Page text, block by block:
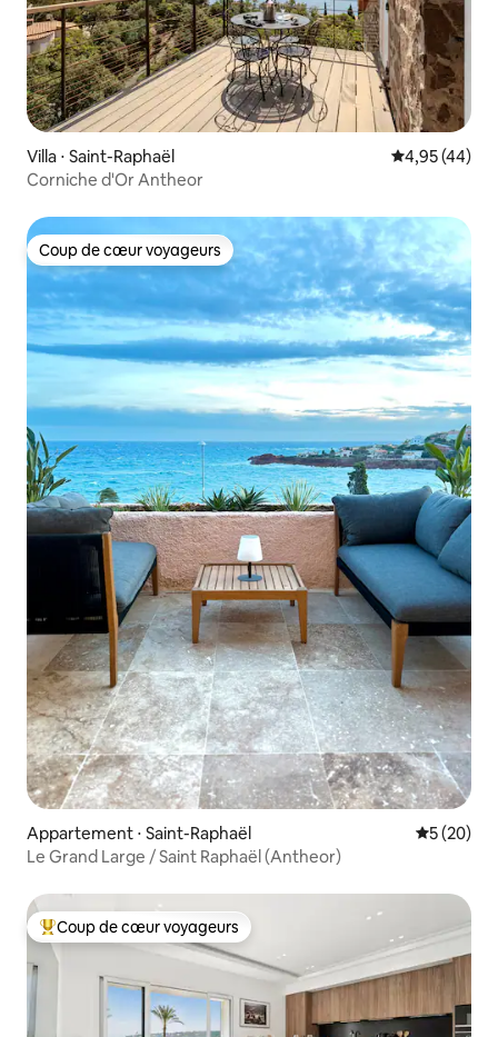
Villa ⋅ Saint-Raphaël Évaluation
4,95 (44)
Corniche d'Or Antheor
Coup de cœur voyageurs
Coup de cœur voyageurs
Appartement ⋅ Saint-Raphaël
5 (20)
Le Grand Large / Saint Raphaël (Antheor)
Coups de cœur voyageurs les plus appréciés
Coup de cœur voyageurs